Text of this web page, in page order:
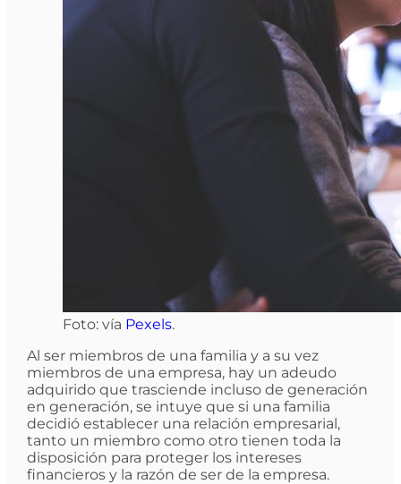
Foto: vía Pexels.
Al ser miembros de una familia y a su vez
miembros de una empresa, hay un adeudo
adquirido que trasciende incluso de generación
en generación, se intuye que si una familia
decidió establecer una relación empresarial,
tanto un miembro como otro tienen toda la
disposición para proteger los intereses
financieros y la razón de ser de la empresa.